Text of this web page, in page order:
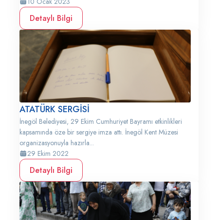
Detaylı Bilgi
ATATÜRK SERGİSİ
İnegöl Belediyesi, 29 Ekim Cumhuriyet Bayramı etkinlikleri
kapsamında öze bir sergiye imza attı. İnegöl Kent Müzesi
organizasyonuyla hazırla...
29 Ekim 2022
Detaylı Bilgi